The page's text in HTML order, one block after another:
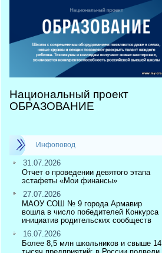
Национальный проект
ОБРАЗОВАНИЕ
Инфоповод
31.07.2026
Отчет о проведении девятого этапа
эстафеты «Мои финансы»
27.07.2026
МАОУ СОШ № 9 города Армавир
вошла в число победителей Конкурса
инициатив родительских сообществ
16.07.2026
Более 8,5 млн школьников и свыше 14